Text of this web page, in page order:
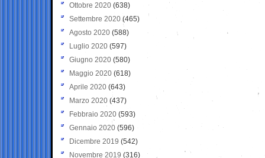
Ottobre 2020 (638)
Settembre 2020(465)
Agosto 2020 (588)
Luglio 2020 (597)
Giugno 2020 (580)
Maggio 2020 (618)
Aprile 2020 (643)
Marzo 2020 (437)
Febbraio 2020 (593)
Gennaio 2020 (596)
Dicembre 2019 (542)
Novembre 2019 (316)